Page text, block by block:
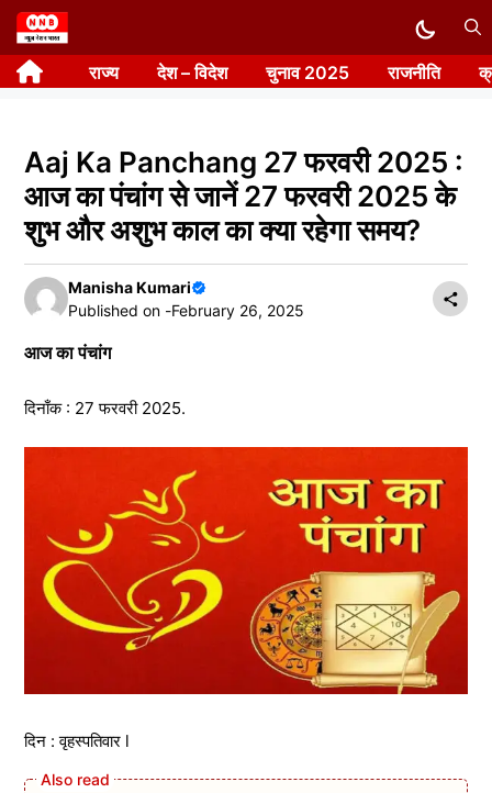
Skip
to
content राज्य देश – विदेश चुनाव 2025 राजनीति
Aaj Ka Panchang 27 फरवरी 2025 :
आज का पंचांग से जानें 27 फरवरी 2025 के
शुभ और अशुभ काल का क्या रहेगा समय?
Manisha Kumari
Published on -February 26, 2025
आज का पंचांग
दिनाँक : 27 फरवरी 2025.
दिन : वृहस्पतिवार l